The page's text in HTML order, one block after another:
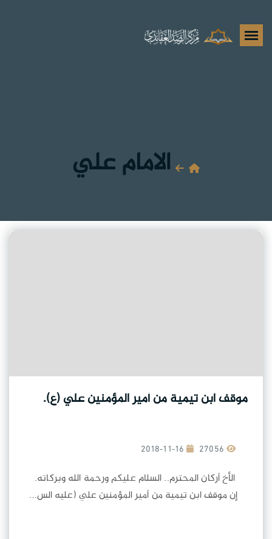
الامام علي
موقف ابن تيمية من أمير المؤمنين علي (ع).
2018-11-16
الأخ أركان المحترم.. السلام عليكم ورحمة الله وبركاته.
إن موقف ابن تيمية من أمير المؤمنين علي (عليه الس...